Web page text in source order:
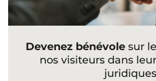
Devenez bénévolesur
nos visiteurs dans
juridiques